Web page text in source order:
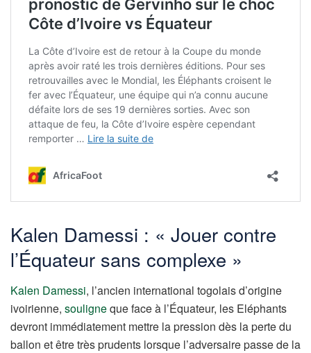
Kalen Damessi : « Jouer contre
l’Équateur sans complexe »
Kalen Damessi, l’ancien international togolais d’origine
ivoirienne, souligneque face à l’Équateur, les Eléphants
devront immédiatement mettre la pression dès la perte du
ballon et être très prudents lorsque l’adversaire passe de la